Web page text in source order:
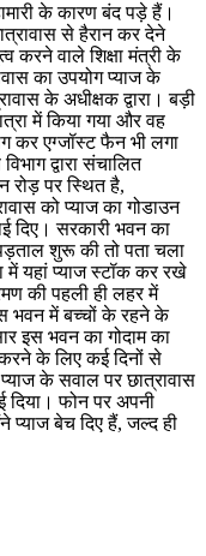
के कारण बंद पड़े हैं।
से हैरान कर देने
करने वाले शिक्षा मंत्री के
का उपयोग प्याज के
के अधीक्षक द्वारा। बड़ी
में किया गया और वह
कर एग्जॉस्ट फैन भी लगा
द्वारा संचालित
रोड़ पर स्थित है,
को प्याज का गोडाउन
दिए। सरकारी भवन का
शुरू की तो पता चला
में यहां प्याज स्टॉक कर रखे
की पहली ही लहर में
भवन में बच्चों के रहने के
इस भवन का गोदाम का
के लिए कई दिनों से
के सवाल पर छात्रावास
दिया। फोन पर अपनी
प्याज बेच दिए हैं, जल्द ही